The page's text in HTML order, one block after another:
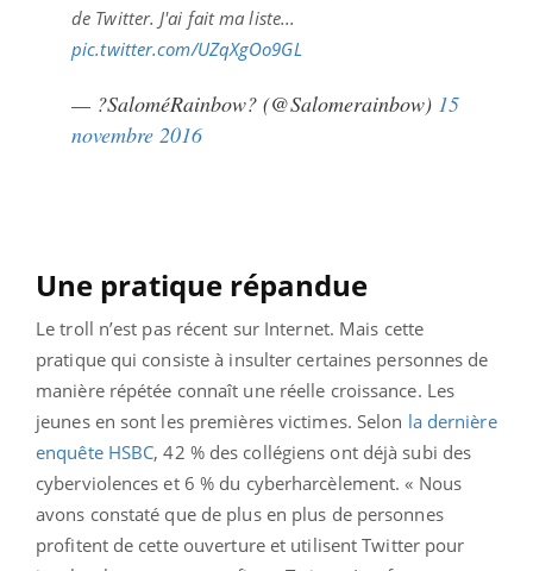
de Twitter. J'ai fait ma liste...
pic.twitter.com/UZqXgOo9GL
— ?SaloméRainbow? (@Salomerainbow) 15
novembre 2016
Une pratique répandue
Le troll n’est pas récent sur Internet. Mais cette
pratique qui consiste à insulter certaines personnes de
manière répétée connaît une réelle croissance. Les
jeunes en sont les premières victimes. Selon la dernière
enquête HSBC, 42 % des collégiens ont déjà subi des
cyberviolences et 6 % du cyberharcèlement. « Nous
avons constaté que de plus en plus de personnes
profitent de cette ouverture et utilisent Twitter pour